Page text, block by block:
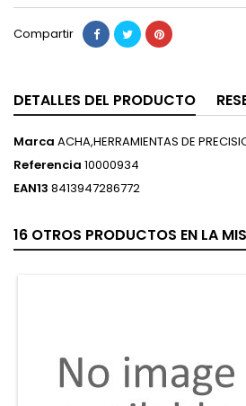
Compartir
DETALLES DEL PRODUCTO
Marca ACHA,HERRAMIENTAS DE
Referencia 10000934
EAN13 8413947286772
16 OTROS PRODUCTOS EN LA